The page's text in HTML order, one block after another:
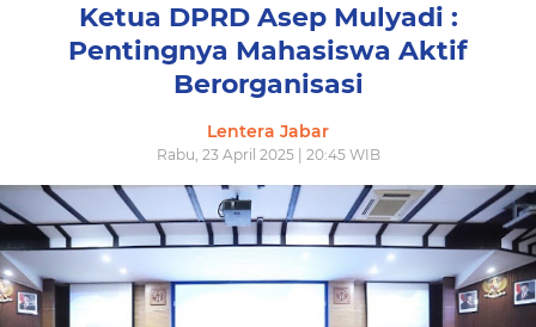
Ketua DPRD Asep Mulyadi :
Pentingnya Mahasiswa Aktif
Berorganisasi
Lentera Jabar
Rabu, 23 April 2025 | 20:45 WIB